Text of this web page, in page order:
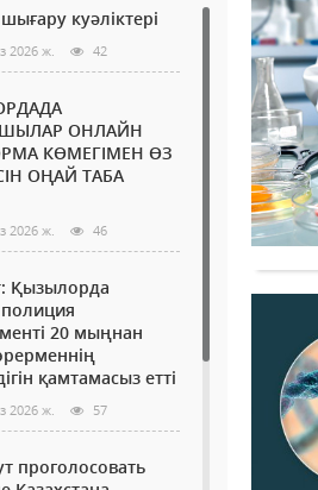
куәліктері
2026 ж. 42
ОНЛАЙН
КӨМЕГІМЕН ӨЗ
ОҢАЙ ТАБА
2026 ж. 46
Қызылорда
20 мыңнан
қамтамасыз етті
2026 ж. 57
проголосовать